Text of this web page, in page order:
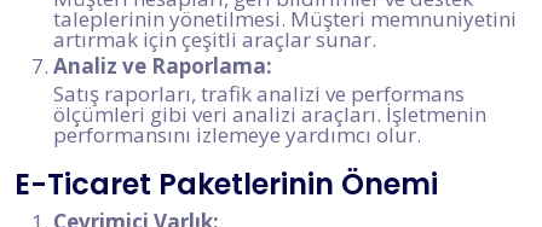
taleplerinin yönetilmesi. Müşteri memnuniyetini
artırmak için çeşitli araçlar sunar.
Analiz ve Raporlama:
Satış raporları, trafik analizi ve performans
ölçümleri gibi veri analizi araçları. İşletmenin
performansını izlemeye yardımcı olur.
E-Ticaret Paketlerinin Önemi